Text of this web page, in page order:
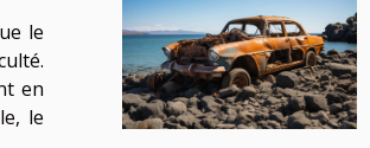
le
en
le